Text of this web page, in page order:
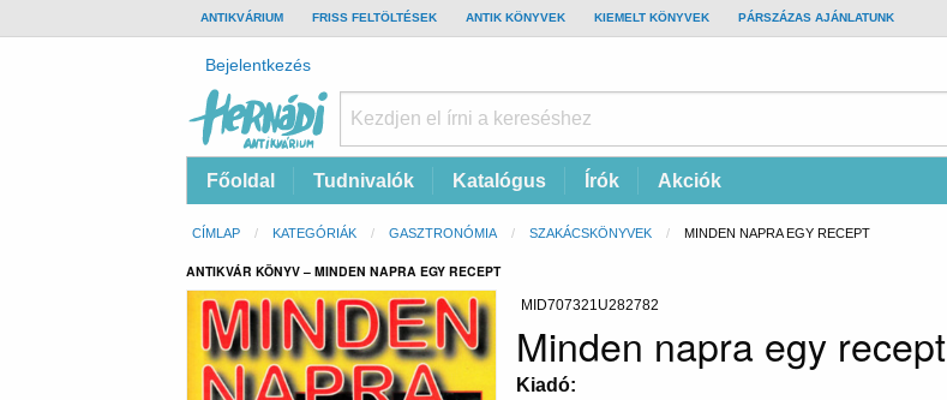
TOP
BAR
ANTIKVÁRIUM FRISS FELTÖLTÉSEK ANTIK KÖNYVEK KIEMELT KÖNYVEK PÁRSZÁZAS AJÁNLATUNK
Felhasználói
fiók
menüje
Bejelentkezés
Antikvárium
Online
Fő
navigáció
Főoldal Tudnivalók Katalógus Írók Akciók
Morzsa
CÍMLAP KATEGÓRIÁK GASZTRONÓMIA SZAKÁCSKÖNYVEK CURRENT:
MINDEN NAPRA EGY RECEPT
ANTIKVÁR KÖNYV – MINDEN NAPRA EGY RECEPT
MID707321U282782
Minden napra egy recept
Kiadó